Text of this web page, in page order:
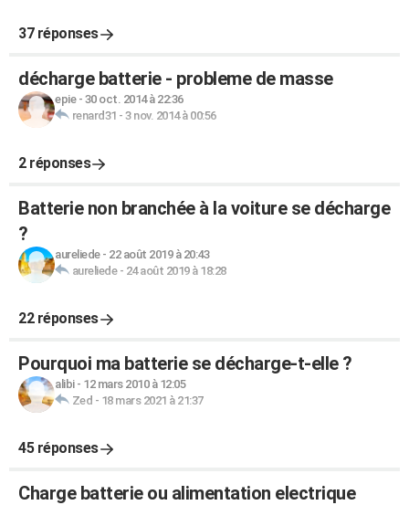
37 réponses
décharge batterie - probleme de masse
epie- 30 oct. 2014 à 22:36
renard31 - 3 nov. 2014 à 00:56
2 réponses
Batterie non branchée à la voiture se décharge
?
aureliede- 22 août 2019 à 20:43
aureliede- 24 août 2019 à 18:28
22 réponses
Pourquoi ma batterie se décharge-t-elle ?
alibi- 12 mars 2010 à 12:05
Zed - 18 mars 2021 à 21:37
45 réponses
Charge batterie ou alimentation electrique